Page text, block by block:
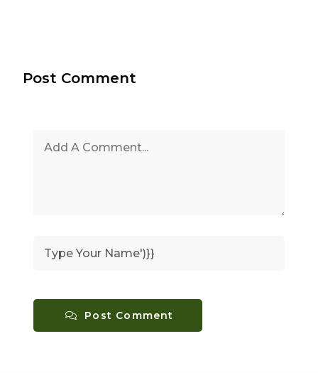
Post Comment
Post Comment